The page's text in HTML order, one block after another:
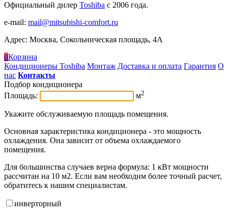
Официальный дилер Toshiba c 2006 года.
e-mail: mail@mitsubishi-comfort.ru
Адрес: Москва, Сокольническая площадь, 4А
0Корзина
Кондиционеры Toshiba Монтаж Доставка и оплата Гарантия О
нас Контакты
Подбор кондиционера
Площадь:
м2
Укажите обслуживаемую площадь помещения.
Основная характеристика кондиционера - это мощность
охлаждения. Она зависит от объема охлаждаемого
помещения.
Для большинства случаев верна формула: 1 кВт мощности
рассчитан на 10 м2. Если вам необходим более точный расчет,
обратитесь к нашим специалистам.
инверторный